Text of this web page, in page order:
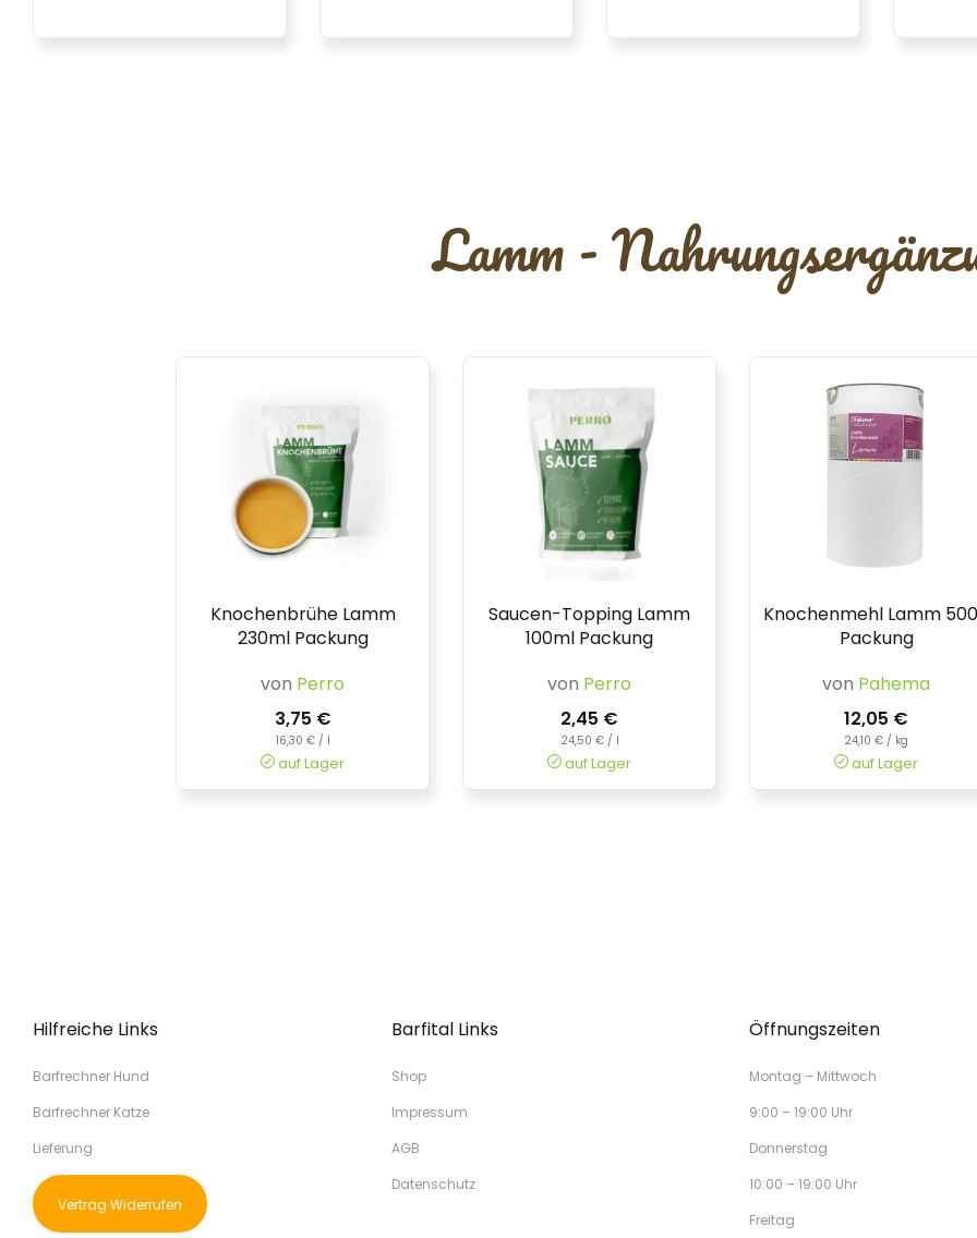
Lamm -
Knochenbrühe Lamm
230ml Packung
von Perro
3,75 €
16,30 € / l
auf Lager
Saucen-Topping Lamm
100ml Packung
von Perro
2,45 €
24,50 € / l
auf Lager
Knochenmehl Lamm
Packung
von Pahema
12,05 €
24,10 € / kg
auf Lager
Hilfreiche Links
Barfrechner Hund
Barfrechner Katze
Lieferung
Vertrag Widerrufen
Barfital Links
Shop
Impressum
AGB
Datenschutz
Öffnungszeiten
Montag – Mittwoch
9:00 – 19:00 Uhr
Donnerstag
10:00 – 19:00 Uhr
Freitag